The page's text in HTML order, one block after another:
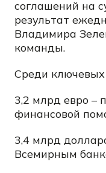
соглашений на
результат
Владимира
команды.
Среди ключевых
3,2 млрд евро –
финансовой
3,4 млрд
Всемирным